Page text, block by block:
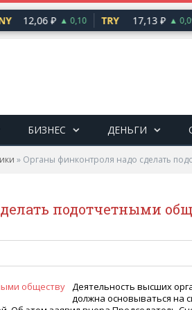
12,06 ₽ ▲ 0,10 TRY 17,13 ₽ ▲ 0,09
БИЗНЕС ДЕНЬГИ
» Органы финконтроля надо сделать
подотчетными
Деятельность высших
должна основываться на